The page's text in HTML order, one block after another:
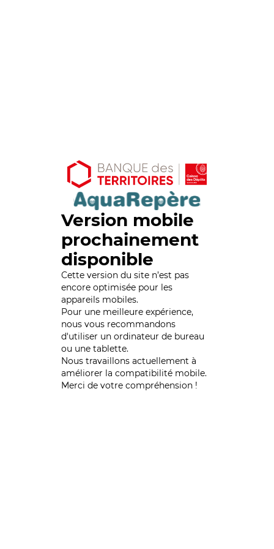
Version mobile
prochainement
disponible
Cette version du site n’est pas
encore optimisée pour les
appareils mobiles.
Pour une meilleure expérience,
nous vous recommandons
d'utiliser un ordinateur de bureau
ou une tablette.
Nous travaillons actuellement à
améliorer la compatibilité mobile.
Merci de votre compréhension !